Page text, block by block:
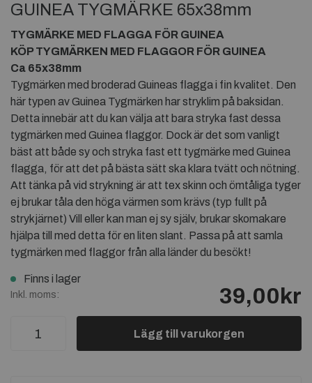
GUINEA TYGMÄRKE 65x38mm
TYGMÄRKE MED FLAGGA FÖR GUINEA
KÖP TYGMÄRKEN MED FLAGGOR FÖR GUINEA
Ca 65x38mm
Tygmärken med broderad Guineas flagga i fin kvalitet. Den
här typen av Guinea Tygmärken har stryklim på baksidan.
Detta innebär att du kan välja att bara stryka fast dessa
tygmärken med Guinea flaggor. Dock är det som vanligt
bäst att både sy och stryka fast ett tygmärke med Guinea
flagga, för att det på bästa sätt ska klara tvätt och nötning.
Att tänka på vid strykning är att tex skinn och ömtåliga tyger
ej brukar tåla den höga värmen som krävs (typ fullt på
strykjärnet) Vill eller kan man ej sy själv, brukar skomakare
hjälpa till med detta för en liten slant. Passa på att samla
tygmärken med flaggor från alla länder du besökt!
Finns i lager
Inkl. moms: 39,00kr
Lägg till varukorgen